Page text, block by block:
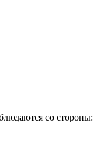
со стороны: